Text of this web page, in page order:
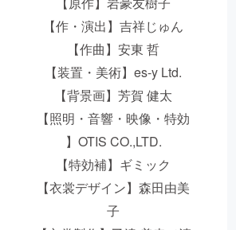
【作・演出】吉祥じゅん
【作曲】安東 哲
【装置・美術】es-y Ltd.
【背景画】芳賀 健太
【照明・音響・映像・特効
】OTIS CO.,LTD.
【特効補】ギミック
【衣裳デザイン】森田由美
子